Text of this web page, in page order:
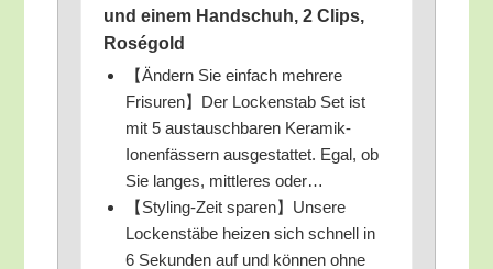
und einem Hand­schuh, 2 Clips,
Roségold
【Ändern Sie ein­fach meh­re­re
Frisuren】Der Locken­stab Set ist
mit 5 aus­tausch­ba­ren Kera­mik-
Ionen­fäs­sern aus­ge­stat­tet. Egal, ob
Sie lan­ges, mitt­le­res oder…
【Sty­ling-Zeit sparen】Unsere
Locken­stä­be hei­zen sich schnell in
6 Sekun­den auf und kön­nen ohne